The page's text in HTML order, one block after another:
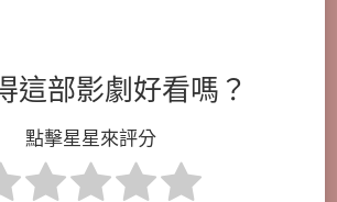
這部影劇好看嗎？
點擊星星來評分